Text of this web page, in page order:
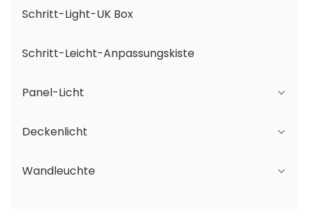
Schritt-Light-UK Box
Schritt-Leicht-Anpassungskiste
Panel-Licht
JDL-Serie
DSDL-Reihe
Deckenlicht
JCL-Serie
Wandleuchte